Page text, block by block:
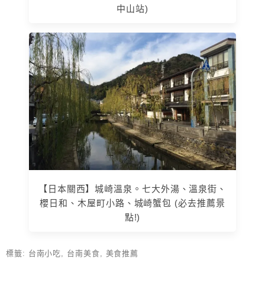
中山站)
【日本關西】城崎溫泉。七大外湯、溫泉街、
櫻日和、木屋町小路、城崎蟹包 (必去推薦景
點!)
標籤: 台南小吃, 台南美食, 美食推薦